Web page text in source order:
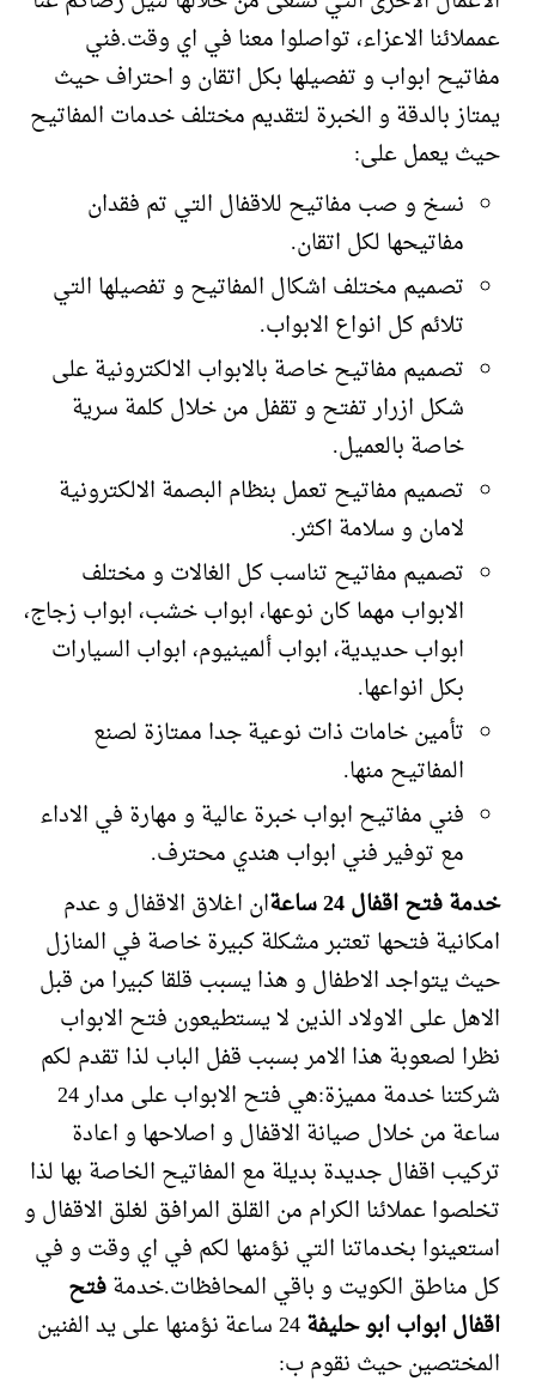
عمملائنا الاعزاء، تواصلوا معنا في اي وقت.فني
مفاتيح ابواب و تفصيلها بكل اتقان و احتراف حيث
يمتاز بالدقة و الخبرة لتقديم مختلف خدمات المفاتيح
حيث يعمل على:
نسخ و صب مفاتيح للاقفال التي تم فقدان
مفاتيحها لكل اتقان.
تصميم مختلف اشكال المفاتيح و تفصيلها التي
تلائم كل انواع الابواب.
تصميم مفاتيح خاصة بالابواب الالكترونية على
شكل ازرار تفتح و تقفل من خلال كلمة سرية
خاصة بالعميل.
تصميم مفاتيح تعمل بنظام البصمة الالكترونية
لامان و سلامة اكثر.
تصميم مفاتيح تناسب كل الغالات و مختلف
الابواب مهما كان نوعها، ابواب خشب، ابواب زجاج،
ابواب حديدية، ابواب ألمينيوم، ابواب السيارات
بكل انواعها.
تأمين خامات ذات نوعية جدا ممتازة لصنع
المفاتيح منها.
فني مفاتيح ابواب خبرة عالية و مهارة في الاداء
مع توفير فني ابواب هندي محترف.
خدمة فتح اقفال 24 ساعة
ان اغلاق الاقفال و عدم
امكانية فتحها تعتبر مشكلة كبيرة خاصة في المنازل
حيث يتواجد الاطفال و هذا يسبب قلقا كبيرا من قبل
الاهل على الاولاد الذين لا يستطيعون فتح الابواب
نظرا لصعوبة هذا الامر بسبب قفل الباب لذا تقدم لكم
شركتنا خدمة مميزة:هي فتح الابواب على مدار 24
ساعة من خلال صيانة الاقفال و اصلاحها و اعادة
تركيب اقفال جديدة بديلة مع المفاتيح الخاصة بها لذا
تخلصوا عملائنا الكرام من القلق المرافق لغلق الاقفال و
استعينوا بخدماتنا التي نؤمنها لكم في اي وقت و في
كل مناطق الكويت و باقي المحافظات.خدمةفتح
اقفال ابواب ابو حليفة
24 ساعة نؤمنها على يد الفنين
المختصين حيث نقوم ب: